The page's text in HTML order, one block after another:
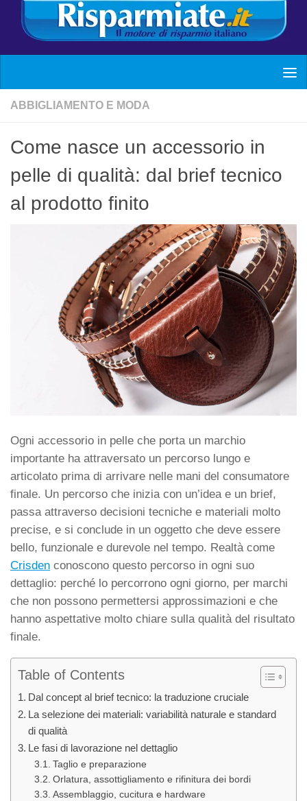
ABBIGLIAMENTO E MODA
Come nasce un accessorio in
pelle di qualità: dal brief tecnico
al prodotto finito
Ogni accessorio in pelle che porta un marchio
importante ha attraversato un percorso lungo e
articolato prima di arrivare nelle mani del consumatore
finale. Un percorso che inizia con un’idea e un brief,
passa attraverso decisioni tecniche e materiali molto
precise, e si conclude in un oggetto che deve essere
bello, funzionale e durevole nel tempo. Realtà come
Crisden conoscono questo percorso in ogni suo
dettaglio: perché lo percorrono ogni giorno, per marchi
che non possono permettersi approssimazioni e che
hanno aspettative molto chiare sulla qualità del risultato
finale.
Table of Contents
Dal concept al brief tecnico: la traduzione cruciale
La selezione dei materiali: variabilità naturale e standard
di qualità
Le fasi di lavorazione nel dettaglio
Taglio e preparazione
Orlatura, assottigliamento e rifinitura dei bordi
Assemblaggio, cucitura e hardware